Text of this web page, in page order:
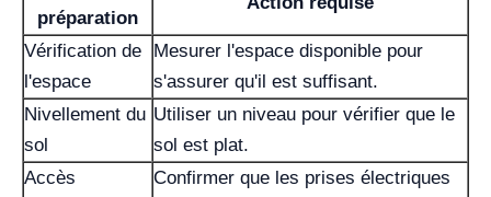
préparation
Vérification de
l'espace
Mesurer l'espace disponible pour
s'assurer qu'il est suffisant.
Nivellement du
sol
Utiliser un niveau pour vérifier que le
sol est plat.
Accès
Confirmer que les prises électriques